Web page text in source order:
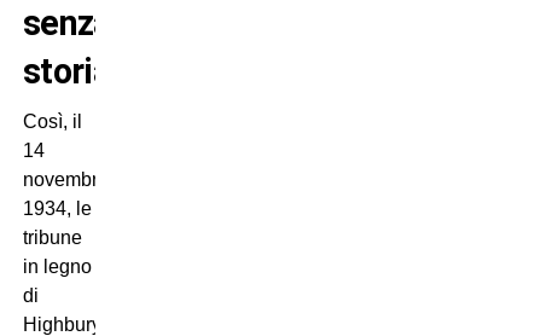
senza
storia?
Così, il
14
novembre
1934, le
tribune
in legno
di
Highbury